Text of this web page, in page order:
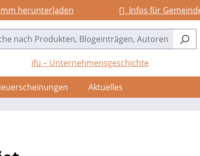
herunterladen Infos für
ifu – Unternehmensgeschichte
Aktuelles